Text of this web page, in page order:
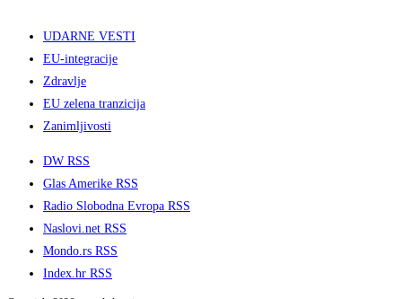
UDARNE VESTI
EU-integracije
Zdravlje
EU zelena tranzicija
Zanimljivosti
DW RSS
Glas Amerike RSS
Radio Slobodna Evropa RSS
Naslovi.net RSS
Mondo.rs RSS
Index.hr RSS